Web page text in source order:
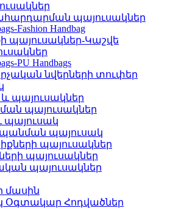
պայուսակներ
Fashion Handbag
պայուսակներ-Կաշվե
PU Handbags
նվերների տուփեր
և պայուսակներ
պայուսակներ
պայուսակ
պայուսակ
պայուսակներ
պայուսակներ
​​պայուսակներ
մասին
Օգտակար Հոդվածներ